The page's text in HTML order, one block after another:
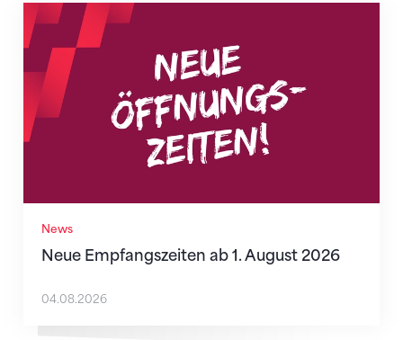
News
Neue Empfangszeiten ab 1. August 2026
Neue Empfangszeiten ab 1. August 2026
04.08.2026